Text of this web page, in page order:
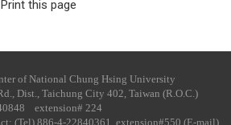
Print this page
of National Chung Hsing University
Dist., Taichung City 402, Taiwan (R.O.C.)
extension# 224
(Tel) 886-4-22840361 extension#550 (E-mail)